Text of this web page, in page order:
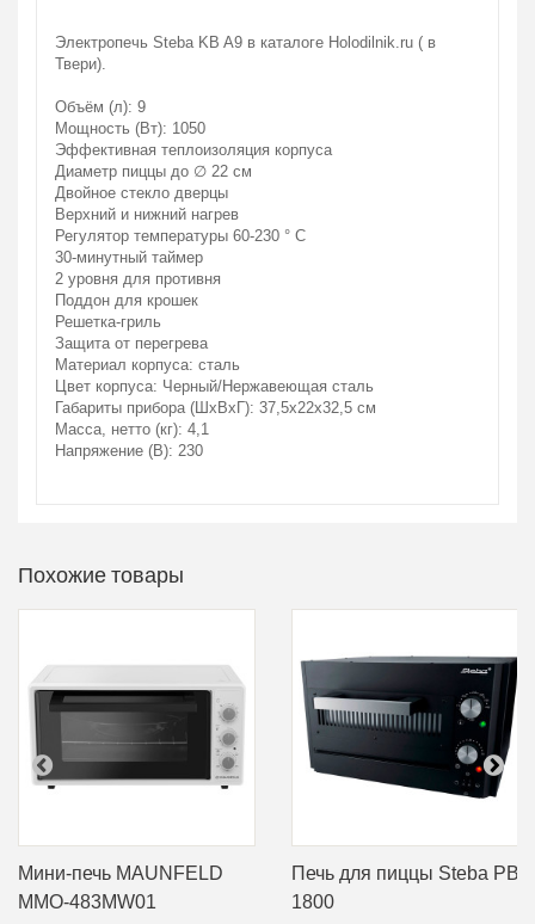
Электропечь Steba KB A9 в каталоге Holodilnik.ru ( в
Твери).
Объём (л): 9
Мощность (Вт): 1050
Эффективная теплоизоляция корпуса
Диаметр пиццы до ∅ 22 см
Двойное стекло дверцы
Верхний и нижний нагрев
Регулятор температуры 60-230 ° C
30-минутный таймер
2 уровня для противня
Поддон для крошек
Решетка-гриль
Защита от перегрева
Материал корпуса: сталь
Цвет корпуса: Черный/Нержавеющая сталь
Габариты прибора (ШхВхГ): 37,5х22х32,5 см
Масса, нетто (кг): 4,1
Напряжение (В): 230
Похожие товары
Мини-печь MAUNFELD
MMO-483MW01
Печь для пиццы Steba PB
1800